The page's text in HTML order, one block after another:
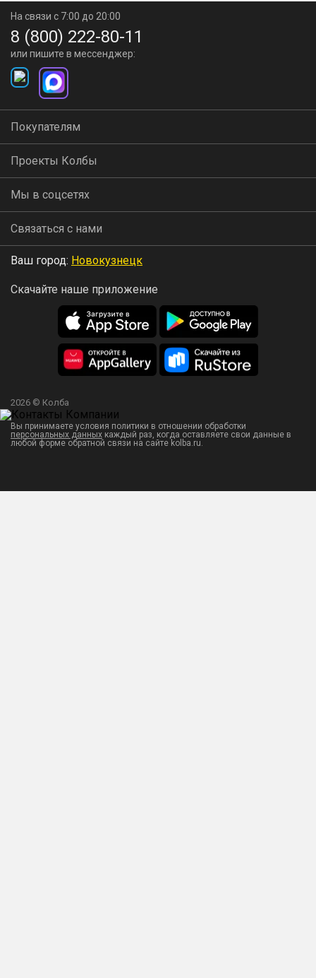
На связи с 7:00 до 20:00
8 (800) 222-80-11
или пишите в мессенджер:
Покупателям
Проекты Колбы
Мы в соцсетях
Связаться с нами
Ваш город: Новокузнецк
Скачайте наше приложение
2026 © Колба
Вы принимаете условия политики в отношении обработки
персональных данных каждый раз, когда оставляете свои данные в
любой форме обратной связи на сайте kolba.ru.